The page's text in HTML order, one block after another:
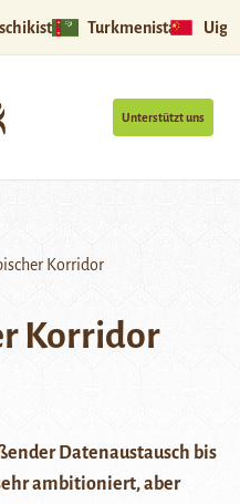
Turkmenistan
Unterstützt uns
Korridor
Korridor
Datenaustausch bis
ambitioniert, aber